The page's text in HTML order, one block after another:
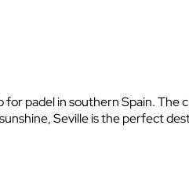
padel in southern Spain.
Seville is the perfect